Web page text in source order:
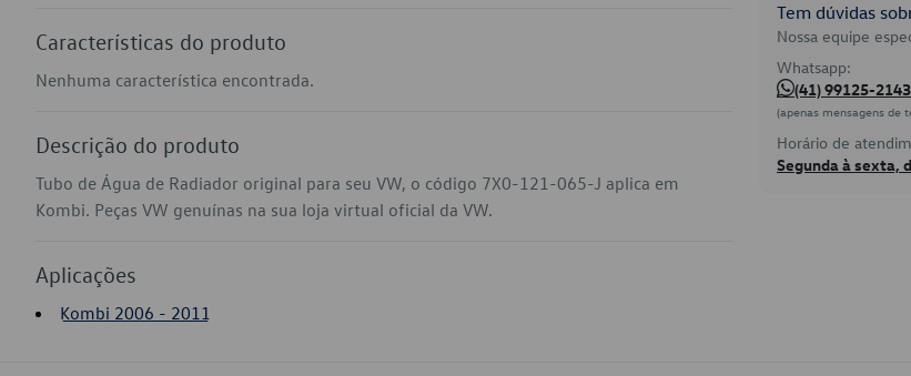
Características do produto
Nenhuma característica encontrada.
Descrição do produto
Tubo de Água de Radiador original para seu VW, o código 7X0-121-065-J aplica em
Kombi. Peças VW genuínas na sua loja virtual oficial da VW.
Aplicações
Kombi 2006 - 2011
Tem dúvidas
Nossa equipe
Whatsapp:
(41) 99125-2143
(apenas mensagens de
Horário de
Segunda à sexta,